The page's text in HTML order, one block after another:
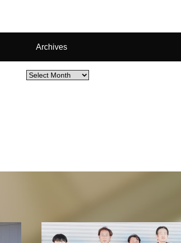
Archives